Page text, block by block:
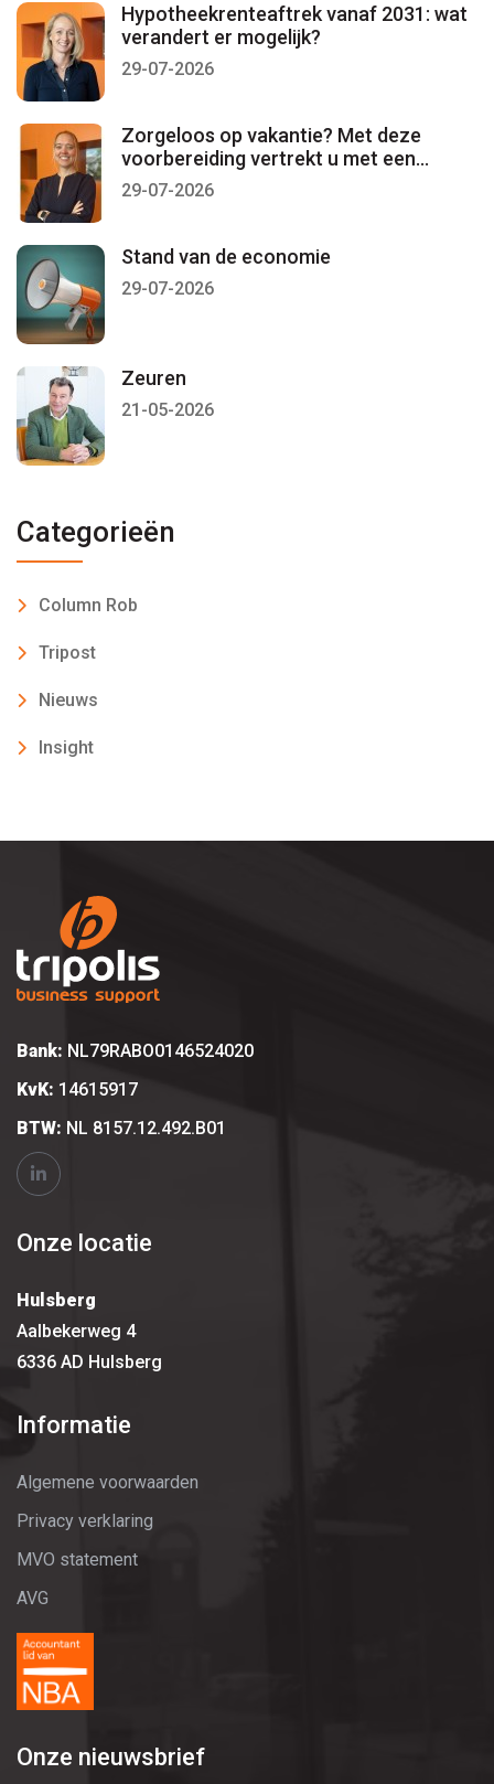
Hypotheekrenteaftrek vanaf 2031: wat
verandert er mogelijk?
29-07-2026
Zorgeloos op vakantie? Met deze
voorbereiding vertrekt u met een
gerust gevoel
29-07-2026
Stand van de economie
29-07-2026
Zeuren
21-05-2026
Categorieën
Column Rob
Tripost
Nieuws
Insight
Bank: NL79RABO0146524020
KvK: 14615917
BTW: NL 8157.12.492.B01
Onze locatie
Hulsberg
Aalbekerweg 4
6336 AD Hulsberg
Informatie
Algemene voorwaarden
Privacy verklaring
MVO statement
AVG
Onze nieuwsbrief